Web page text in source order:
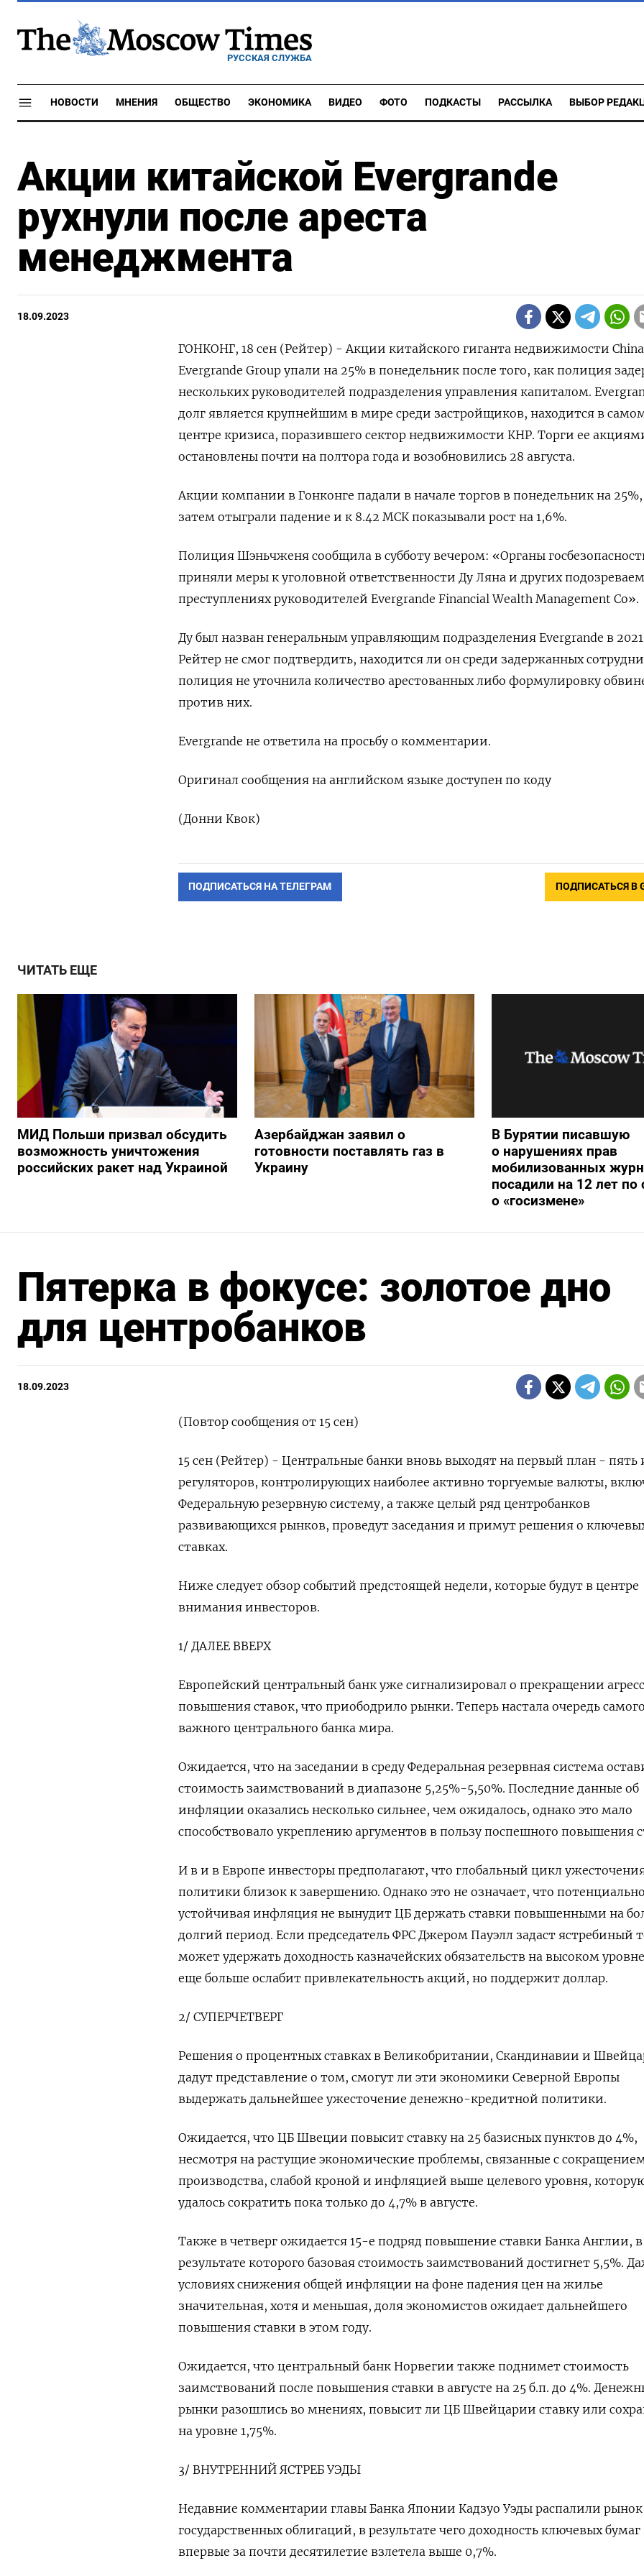
РУССКАЯ СЛУЖБА
НОВОСТИ МНЕНИЯ ОБЩЕСТВО ЭКОНОМИКА ВИДЕО ФОТО ПОДКАСТЫ РАССЫЛКА ВЫБОР
Акции китайской Evergrande
рухнули после ареста
менеджмента
18.09.2023
ГОНКОНГ, 18 сен (Рейтер) - Акции китайского гиганта недвижимости China
Evergrande Group упали на 25% в понедельник после того, как полиция
нескольких руководителей подразделения управления капиталом.
долг является крупнейшим в мире среди застройщиков, находится в
центре кризиса, поразившего сектор недвижимости КНР. Торги ее
остановлены почти на полтора года и возобновились 28 августа.
Акции компании в Гонконге падали в начале торгов в понедельник на
затем отыграли падение и к 8.42 МСК показывали рост на 1,6%.
Полиция Шэньчженя сообщила в субботу вечером: «Органы
приняли меры к уголовной ответственности Ду Ляна и других
преступлениях руководителей Evergrande Financial Wealth Management Co».
Ду был назван генеральным управляющим подразделения Evergrande в 2021
Рейтер не смог подтвердить, находится ли он среди задержанных
полиция не уточнила количество арестованных либо формулировку
против них.
Evergrande не ответила на просьбу о комментарии.
Оригинал сообщения на английском языке доступен по коду
(Донни Квок)
ПОДПИСАТЬСЯ НА ТЕЛЕГРАМ ПОДПИСАТЬСЯ В
ЧИТАТЬ ЕЩЕ
МИД Польши призвал обсудить
возможность уничтожения
российских ракет над Украиной
Азербайджан заявил о
готовности поставлять газ в
Украину
В Бурятии писавшую
о нарушениях прав
мобилизованных
посадили на 12 лет по
о «госизмене»
Пятерка в фокусе: золотое дно
для центробанков
18.09.2023
(Повтор сообщения от 15 сен)
15 сен (Рейтер) - Центральные банки вновь выходят на первый план - пять
регуляторов, контролирующих наиболее активно торгуемые валюты,
Федеральную резервную систему, а также целый ряд центробанков
развивающихся рынков, проведут заседания и примут решения о
ставках.
Ниже следует обзор событий предстоящей недели, которые будут в центре
внимания инвесторов.
1/ ДАЛЕЕ ВВЕРХ
Европейский центральный банк уже сигнализировал о прекращении
повышения ставок, что приободрило рынки. Теперь настала очередь самого
важного центрального банка мира.
Ожидается, что на заседании в среду Федеральная резервная система
стоимость заимствований в диапазоне 5,25%-5,50%. Последние данные об
инфляции оказались несколько сильнее, чем ожидалось, однако это мало
способствовало укреплению аргументов в пользу поспешного повышения
И в и в Европе инвесторы предполагают, что глобальный цикл
политики близок к завершению. Однако это не означает, что потенциально
устойчивая инфляция не вынудит ЦБ держать ставки повышенными на
долгий период. Если председатель ФРС Джером Пауэлл задаст ястребиный
может удержать доходность казначейских обязательств на высоком
еще больше ослабит привлекательность акций, но поддержит доллар.
2/ СУПЕРЧЕТВЕРГ
Решения о процентных ставках в Великобритании, Скандинавии и
дадут представление о том, смогут ли эти экономики Северной Европы
выдержать дальнейшее ужесточение денежно-кредитной политики.
Ожидается, что ЦБ Швеции повысит ставку на 25 базисных пунктов до 4%,
несмотря на растущие экономические проблемы, связанные с
производства, слабой кроной и инфляцией выше целевого уровня,
удалось сократить пока только до 4,7% в августе.
Также в четверг ожидается 15-е подряд повышение ставки Банка Англии, в
результате которого базовая стоимость заимствований достигнет 5,5%.
условиях снижения общей инфляции на фоне падения цен на жилье
значительная, хотя и меньшая, доля экономистов ожидает дальнейшего
повышения ставки в этом году.
Ожидается, что центральный банк Норвегии также поднимет стоимость
заимствований после повышения ставки в августе на 25 б.п. до 4%.
рынки разошлись во мнениях, повысит ли ЦБ Швейцарии ставку или
на уровне 1,75%.
3/ ВНУТРЕННИЙ ЯСТРЕБ УЭДЫ
Недавние комментарии главы Банка Японии Кадзуо Уэды распалили рынок
государственных облигаций, в результате чего доходность ключевых бумаг
впервые за почти десятилетие взлетела выше 0,7%.